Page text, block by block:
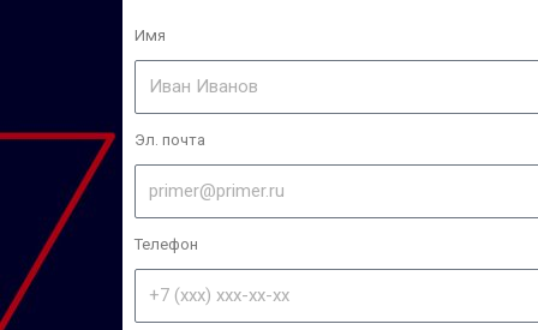
Имя
Эл. почта
Телефон